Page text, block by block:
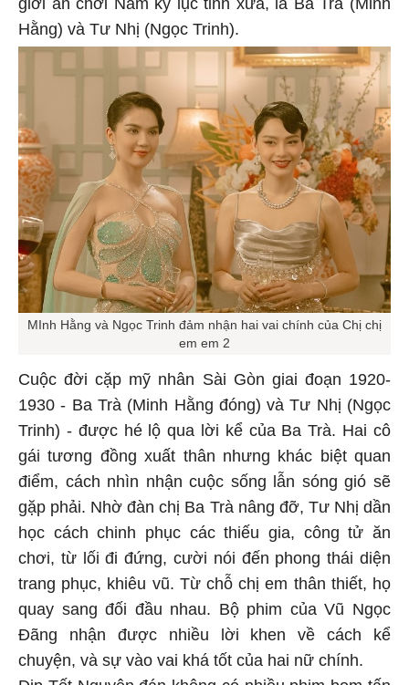
giới ăn chơi Nam kỳ lục tỉnh xưa, là Ba Trà (Minh
Hằng) và Tư Nhị (Ngọc Trinh).
MInh Hằng và Ngọc Trinh đảm nhận hai vai chính của Chị chị
em em 2
Cuộc đời cặp mỹ nhân Sài Gòn giai đoạn 1920-
1930 - Ba Trà (Minh Hằng đóng) và Tư Nhị (Ngọc
Trinh) - được hé lộ qua lời kể của Ba Trà. Hai cô
gái tương đồng xuất thân nhưng khác biệt quan
điểm, cách nhìn nhận cuộc sống lẫn sóng gió sẽ
gặp phải. Nhờ đàn chị Ba Trà nâng đỡ, Tư Nhị dần
học cách chinh phục các thiếu gia, công tử ăn
chơi, từ lối đi đứng, cười nói đến phong thái diện
trang phục, khiêu vũ. Từ chỗ chị em thân thiết, họ
quay sang đối đầu nhau. Bộ phim của Vũ Ngọc
Đãng nhận được nhiều lời khen về cách kể
chuyện, và sự vào vai khá tốt của hai nữ chính.